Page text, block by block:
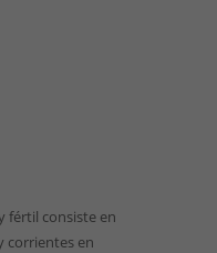
fértil consiste en
corrientes en